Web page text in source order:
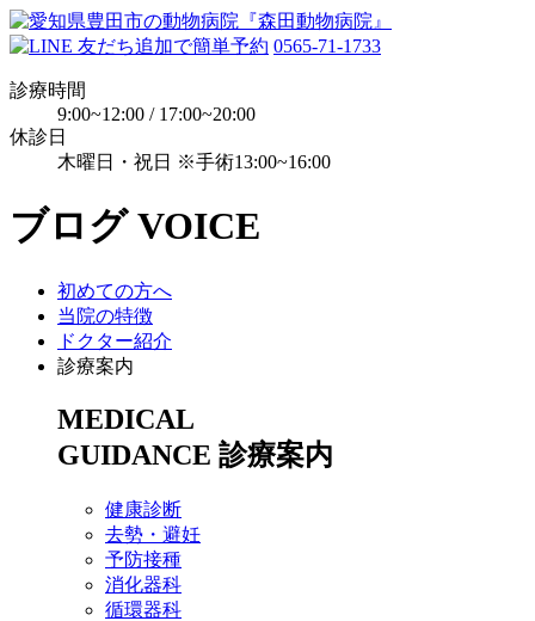
0565-71-1733
診療時間
9:00~12:00 / 17:00~20:00
休診日
木曜日・祝日 ※手術13:00~16:00
ブログ VOICE
初めての方へ
当院の特徴
ドクター紹介
診療案内
MEDICAL
GUIDANCE 診療案内
健康診断
去勢・避妊
予防接種
消化器科
循環器科